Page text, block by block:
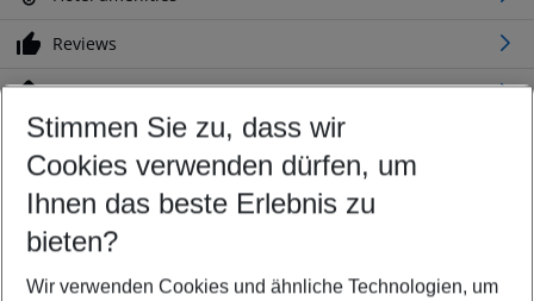
Reviews
Location
Customize your offer
Find the perfect deal which suits your best
Your departure airport
Any airport
Stimmen Sie zu, dass wir
Cookies verwenden dürfen, um
Ihnen das beste Erlebnis zu
bieten?
Wir verwenden Cookies und ähnliche Technologien, um